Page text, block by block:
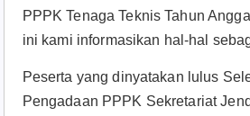
PPPK Tenaga Teknis Tahun
ini kami informasikan hal-hal
Peserta yang dinyatakan lulus
Pengadaan PPPK Sekretariat